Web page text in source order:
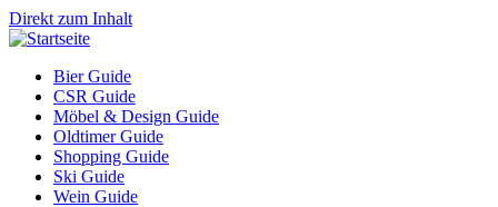
Direkt zum Inhalt
Bier Guide
CSR Guide
Möbel & Design Guide
Oldtimer Guide
Shopping Guide
Ski Guide
Wein Guide